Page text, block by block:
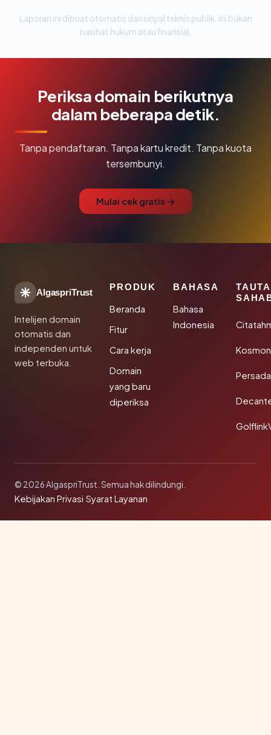
Laporan ini dibuat otomatis dari sinyal teknis publik. Ini bukan
nasihat hukum atau finansial.
Periksa domain berikutnya
dalam beberapa detik.
Tanpa pendaftaran. Tanpa kartu kredit. Tanpa kuota
tersembunyi.
Mulai cek gratis →
AlgaspriTrust
Intelijen domain
otomatis dan
independen untuk
web terbuka.
PRODUK
Beranda
Fitur
Cara kerja
Domain
yang baru
diperiksa
BAHASA
Bahasa
Indonesia
© 2026 AlgaspriTrust. Semua hak dilindungi.
Kebijakan Privasi·Syarat Layanan